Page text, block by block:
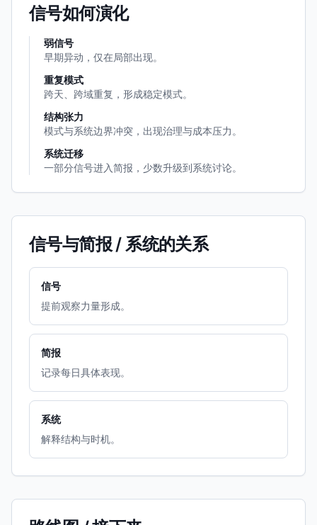
信号如何演化
弱信号
早期异动，仅在局部出现。
重复模式
跨天、跨域重复，形成稳定模式。
结构张力
模式与系统边界冲突，出现治理与成本压力。
系统迁移
一部分信号进入简报，少数升级到系统讨论。
信号与简报 / 系统的关系
信号
提前观察力量形成。
简报
记录每日具体表现。
系统
解释结构与时机。